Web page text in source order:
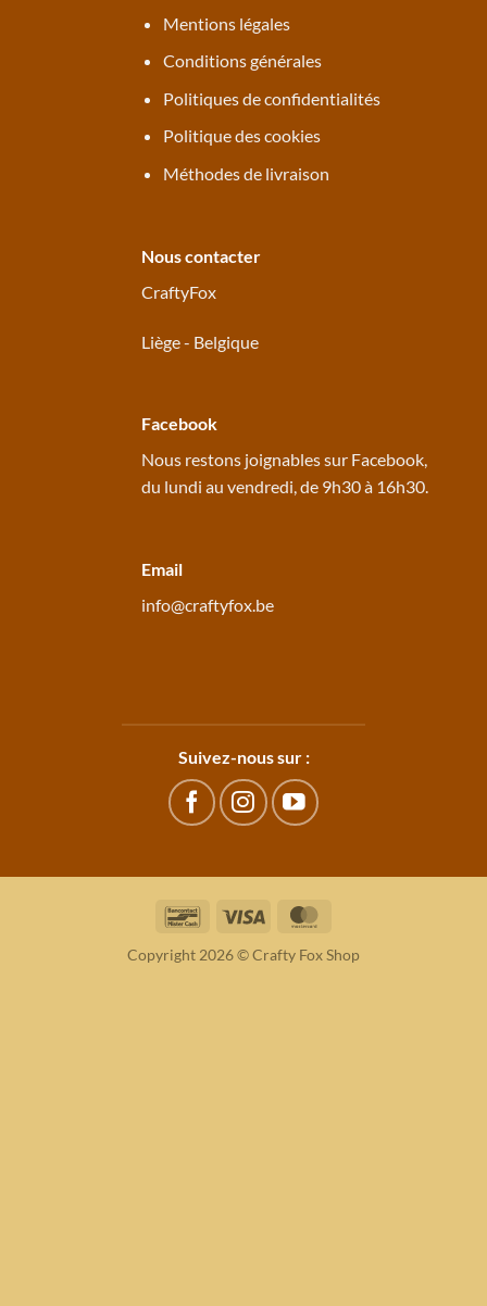
Mentions légales
Conditions générales
Politiques de confidentialités
Politique des cookies
Méthodes de livraison
Nous contacter
CraftyFox
Liège - Belgique
Facebook
Nous restons joignables sur Facebook,
du lundi au vendredi, de 9h30 à 16h30.
Email
info@craftyfox.be
Suivez-nous sur :
BancontactVisa
Copyright 2026 © Crafty Fox Shop